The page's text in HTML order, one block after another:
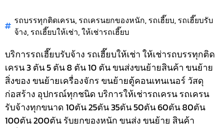
รถบรรทุกติดเครน, รถเครนยกของหนัก, รถเฮี๊ยบ, รถเฮี๊ยบรับ
จ้าง, รถเฮี๊ยบให้เช่า,ให้เช่ารถเฮี๊ยบ
บริการรถเฮี๊ยบรับจ้าง รถเฮี๊ยบให้เช่า ให้เช่ารถบรรทุกติด
เครน 3 ตัน 5 ตัน 8 ตัน 10 ตัน ขนส่งขนย้ายสินค้า ขนย้าย
สิ่งของ ขนย้ายเครื่องจักร ขนย้ายตู้คอนเทนเนอร์ วัสดุ
ก่อสร้าง อุปกรณ์ทุกชนิดบริการให้เช่ารถเครน รถเครน
รับจ้างทุกขนาด 10ตัน 25ตัน 35ตัน 50ตัน 60ตัน 80ตัน
100ตัน 200ตัน รับยกของหนัก ขนส่ง ขนย้าย สินค้า